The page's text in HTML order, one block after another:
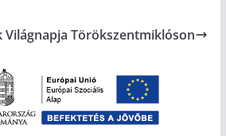
Világnapja Törökszentmiklóson